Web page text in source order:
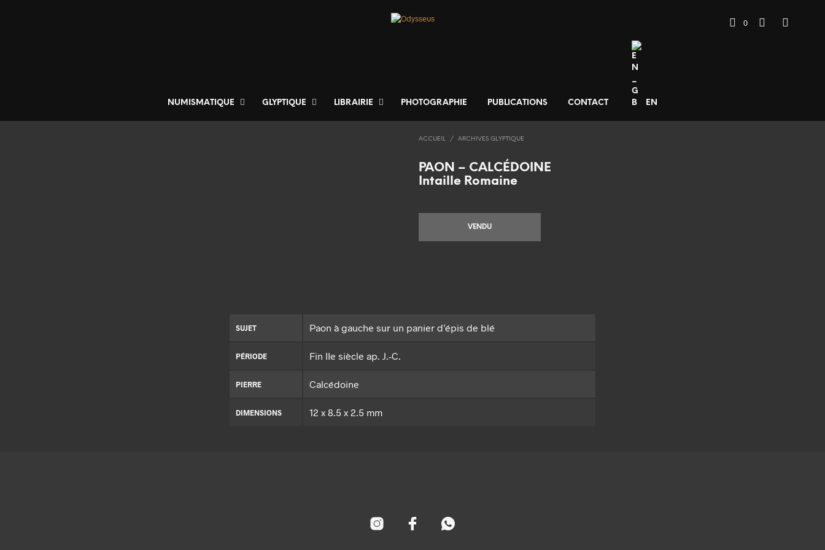
NUMISMATIQUE GLYPTIQUE LIBRAIRIE PHOTOGRAPHIE PUBLICATIONS CONTACT EN
0
ACCUEIL / ARCHIVES GLYPTIQUE
PAON – CALCÉDOINE
Intaille Romaine
VENDU
SUJET Paon à gauche sur un panier d’épis de blé
PÉRIODE Fin IIe siècle ap. J.-C.
PIERRE Calcédoine
DIMENSIONS 12 x 8.5 x 2.5 mm